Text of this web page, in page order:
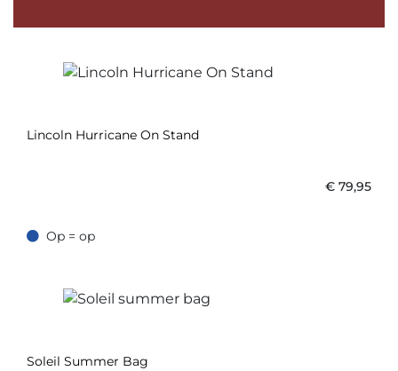
Lincoln Hurricane On Stand
€ 79,95
Op = op
Op = op
Soleil Summer Bag